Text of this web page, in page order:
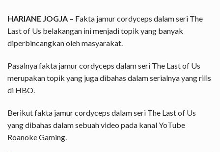
HARIANE JOGJA – Fakta jamur cordyceps dalam seri The
Last of Us belakangan ini menjadi topik yang banyak
diperbincangkan oleh masyarakat.
Pasalnya fakta jamur cordyceps dalam seri The Last of Us
merupakan topik yang juga dibahas dalam serialnya yang rilis
di HBO.
Berikut fakta jamur cordyceps dalam seri The Last of Us
yang dibahas dalam sebuah video pada kanal YoTube
Roanoke Gaming.